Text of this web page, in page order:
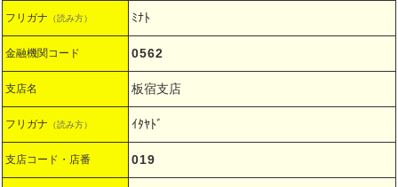
フリガナ （読み方） ﾐﾅﾄ
金融機関コード 0562
支店名 板宿支店
フリガナ （読み方） ｲﾀﾔﾄﾞ
支店コード・店番 019